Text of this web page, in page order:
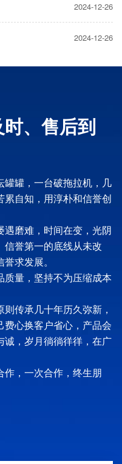
2024-12-26
2024-12-26
、售后到
罐罐，一台破拖拉机，几
自知，用淳朴和信誉创
磨难，时间在变，光阴
誉第一的底线从未改
求发展。
质量，坚持不为压缩成本
传承几十年历久弥新，
心换客户省心，产品会
诚，岁月徜徜徉徉，在广
，一次合作，终生朋